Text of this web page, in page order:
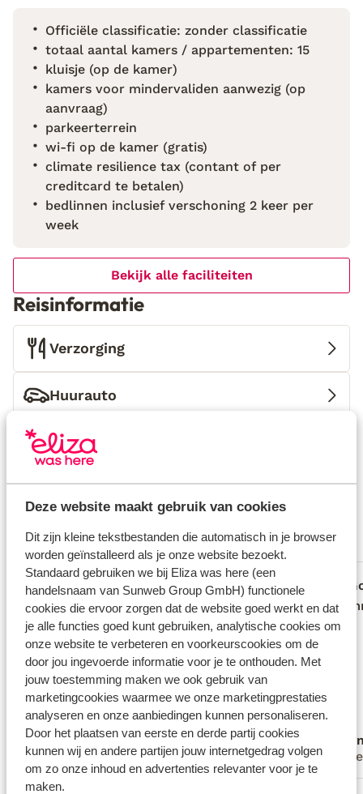
Deze website maakt gebruik van cookies
Dit zijn kleine tekstbestanden die automatisch in je browser
worden geïnstalleerd als je onze website bezoekt.
Standaard gebruiken we bij Eliza was here (een
handelsnaam van Sunweb Group GmbH) functionele
cookies die ervoor zorgen dat de website goed werkt en dat
je alle functies goed kunt gebruiken, analytische cookies om
onze website te verbeteren en voorkeurscookies om de
door jou ingevoerde informatie voor je te onthouden. Met
jouw toestemming maken we ook gebruik van
marketingcookies waarmee we onze marketingprestaties
analyseren en onze aanbiedingen kunnen personaliseren.
Door het plaatsen van eerste en derde partij cookies
kunnen wij en andere partijen jouw internetgedrag volgen
om zo onze inhoud en advertenties relevanter voor je te
maken.
ik naar de verhalen van zijn jeugd hier. Het voelt
alsof ik deel uitmaak van hun familie. Pearls of Crete
ligt aan de zuidoostkust van Kreta, in het charmante
dorpje Makrigialos. De villa’s zijn ruim, sfeervol
ingericht en voorzien van een eigen tuin met
privézwembad – perfect om tot rust te komen. Op
loopafstand vind je lange zand- en kiezelstranden,
en ook het gezellige dorpscentrum is makkelijk te
bereiken. Vanuit hier kun je eenvoudig dagtrips
maken naar bijvoorbeeld Chrissi of Koefonisia eiland,
of een van de traditionele bergdorpjes in de
waar comfort en Kretenzische gastvrijheid
samenkomen, midden in een prachtig stukje Kreta.
Officiële classificatie: zonder classificatie
totaal aantal kamers / appartementen: 15
kluisje (op de kamer)
kamers voor mindervaliden aanwezig (op
aanvraag)
parkeerterrein
wi-fi op de kamer (gratis)
climate resilience tax (contant of per
creditcard te betalen)
bedlinnen inclusief verschoning 2 keer per
week
Bekijk alle faciliteiten
Reisinformatie
Verzorging
Huurauto
Wat gasten vinden
Dit zijn 100% echte beoordelingen van reizigers die
jou voorgingen. Meer over reviews
9 Fantastisch
Meest geboekt door met familie
9.0 Fantastisch
2 weken geleden
De villa was goed en netjes. De keuken
heeft een grote koelkast en vriezer. Wij
hebben veel ingeslagen bij de Lidl in
Ierapetra, een half uur rijden. De
plaatselijke supermarktjes zijn erg duur
en beperkt. Er is een goede slager
waardoor we de bbq veel hebben
gebruikt. Er zijn ook leuke restaurantjes
voor de afwisseling. De tuin met
zwembad was ook heel fijn. Het strandje
De villa was goed en netjes. De keuken
heeft een grote koelkast en vriezer. Wij
hebben veel ingeslagen bij de Lidl in
Ierapetra, een half uur rijden. De
plaatselijke supermarktjes zijn erg duur
en beperkt. Er is een goede slager
waardoor we de bbq veel h...meer
Danielle
Alleenstaande ouder